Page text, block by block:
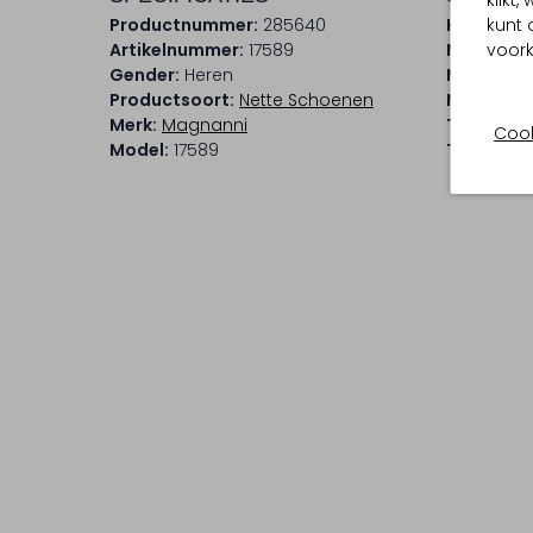
kunt
Productnummer: 285640
Artikelnummer: 17589
Gender: Heren
Productsoort: Nette Schoenen
Merk: Magnanni
Model: 17589
Kleur:
Materiaal
Materiaal
Type
Type